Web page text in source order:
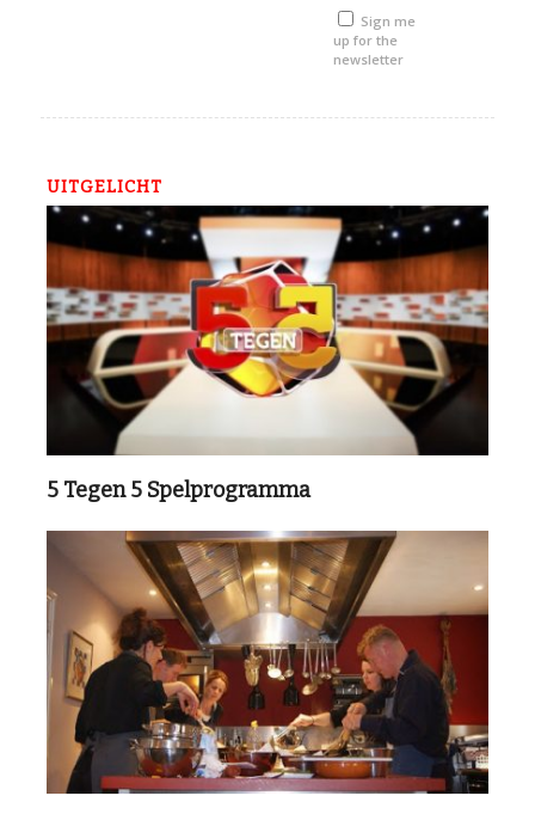
Sign me
up for the
newsletter
UITGELICHT
5 Tegen 5 Spelprogramma